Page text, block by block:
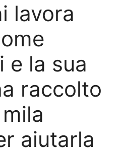
lavora
e la sua
raccolto
aiutarla